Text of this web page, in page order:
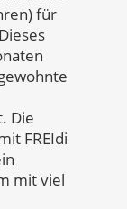
für
Die
FREIdi
mit viel